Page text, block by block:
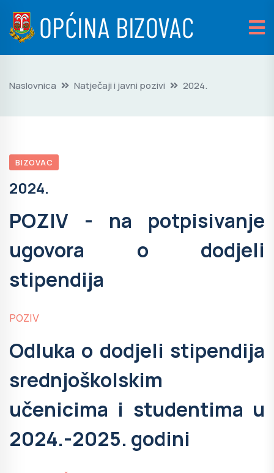
Naslovnica Natječaji i javni pozivi 2024.
BIZOVAC
2024.
POZIV - na potpisivanje
ugovora o dodjeli
stipendija
POZIV
Odluka o dodjeli stipendija
srednjoškolskim
učenicima i studentima u
2024.-2025. godini